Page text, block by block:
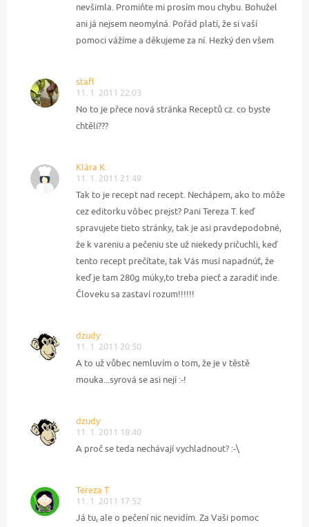
nevšimla. Promiňte mi prosím mou chybu. Bohužel
ani já nejsem neomylná. Pořád platí, že si vaší
pomoci vážíme a děkujeme za ní. Hezký den všem
stafl
11. 1. 2011 22:03
No to je přece nová stránka Receptů cz. co byste
chtěli???
Klára K.
11. 1. 2011 21:49
Tak to je recept nad recept. Nechápem, ako to môže
cez editorku vôbec prejst? Pani Tereza T. keď
spravujete tieto stránky, tak je asi pravdepodobné,
že k vareniu a pečeniu ste už niekedy pričuchli, keď
tento recept prečítate, tak Vás musí napadnúť, že
keď je tam 280g múky,to treba piecť a zaradiť inde.
Človeku sa zastaví rozum!!!!!!
dzudy
11. 1. 2011 20:50
A to už vůbec nemluvím o tom, že je v těstě
mouka...syrová se asi nejí :-!
dzudy
11. 1. 2011 18:40
A proč se teda nechávají vychladnout? :-\
Tereza T
11. 1. 2011 17:52
Já tu, ale o pečení nic nevidím. Za Vaši pomoc